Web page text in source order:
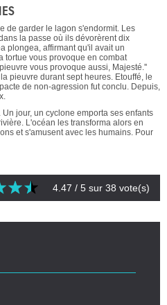
de garder le lagon s'endormit. Les
la passe où ils dévorèrent dix
plongea, affirmant qu'il avait un
tortue vous provoque en combat
vous provoque aussi, Majesté.''
pieuvre durant sept heures. Etouffé, le
de non-agression fut conclu. Depuis,
jour, un cyclone emporta ses enfants
L'océan les transforma alors en
et s'amusent avec les humains. Pour
4.47 / 5 sur 38 vote(s)